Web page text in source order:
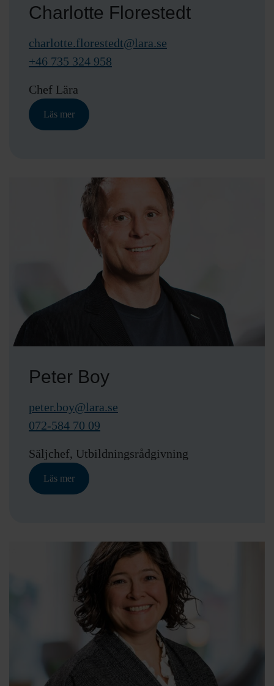
Charlotte Florestedt
charlotte.florestedt@lara.se
+46 735 324 958
Chef Lära
Läs mer
Peter Boy
peter.boy@lara.se
072-584 70 09
Säljchef, Utbildningsrådgivning
Läs mer